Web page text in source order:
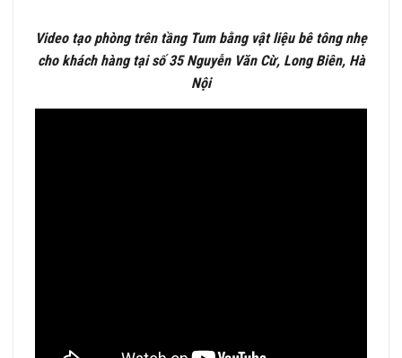
Video tạo phòng trên tầng Tum bằng vật liệu bê tông nhẹ
cho khách hàng tại số 35 Nguyễn Văn Cừ, Long Biên, Hà
Nội